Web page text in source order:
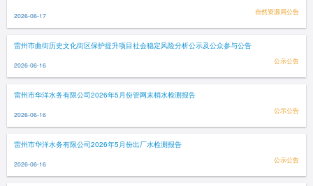
2026-06-17 自然资源局公告
雷州市曲街历史文化街区保护提升项目社会稳定风险分析公示及公众参与公告
2026-06-16 公示公告
雷州市华洋水务有限公司2026年5月份管网末梢水检测报告
2026-06-16 公示公告
雷州市华洋水务有限公司2026年5月份出厂水检测报告
2026-06-16 公示公告